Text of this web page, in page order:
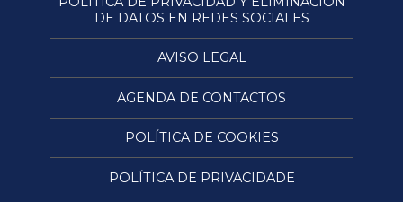
DE DATOS EN REDES SOCIALES
AVISO LEGAL
AGENDA DE CONTACTOS
POLÍTICA DE COOKIES
POLÍTICA DE PRIVACIDADE